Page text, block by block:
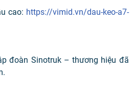
cao: https://vimid.vn/dau-keo-a7-
đoàn Sinotruk – thương hiệu đã